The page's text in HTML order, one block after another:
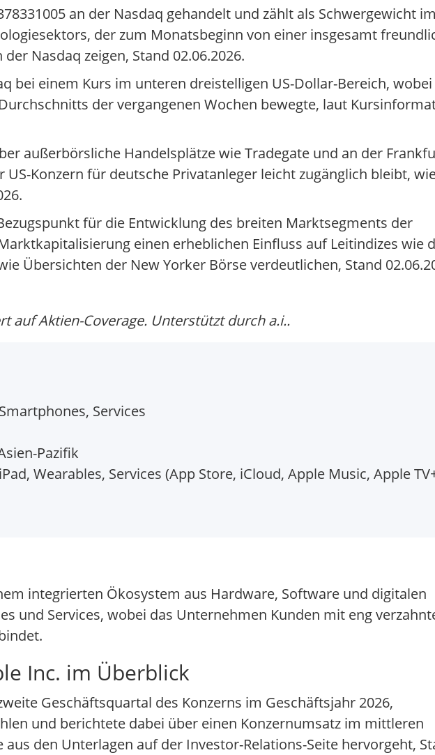
an der Nasdaq gehandelt und zählt als Schwergewicht
der zum Monatsbeginn von einer insgesamt
Nasdaq zeigen, Stand 02.06.2026.
bei einem Kurs im unteren dreistelligen US-Dollar-Bereich,
der vergangenen Wochen bewegte, laut
außerbörsliche Handelsplätze wie Tradegate und an der
Konzern für deutsche Privatanleger leicht zugänglich bleibt,
für die Entwicklung des breiten Marktsegments der
einen erheblichen Einfluss auf Leitindizes wie
Übersichten der New Yorker Börse verdeutlichen, Stand
auf Aktien-Coverage. Unterstützt durch a.i..
Services
Pazifik
Wearables, Services (App Store, iCloud, Apple Music, Apple
integrierten Ökosystem aus Hardware, Software und digitalen
und Services, wobei das Unternehmen Kunden mit eng
Inc. im Überblick
Geschäftsquartal des Konzerns im Geschäftsjahr 2026,
und berichtete dabei über einen Konzernumsatz im mittleren
den Unterlagen auf der Investor-Relations-Seite hervorgeht,